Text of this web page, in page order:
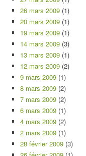
26 mars 2009 (1)
20 mars 2009 (1)
19 mars 2009 (1)
14 mars 2009 (3)
13 mars 2009 (1)
12 mars 2009 (2)
9 mars 2009 (1)
8 mars 2009 (2)
7 mars 2009 (2)
6 mars 2009 (1)
4 mars 2009 (2)
2 mars 2009 (1)
28 février 2009 (3)